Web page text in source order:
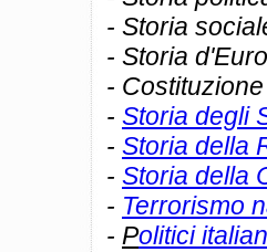
- Storia
- Storia
-
- Storia degli
- Storia della
- Storia della
- Terrorismo
- Politici